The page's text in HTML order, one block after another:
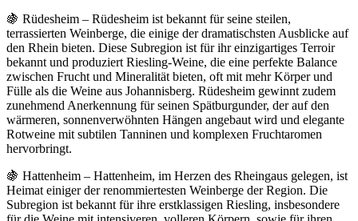
🍇 Rüdesheim – Rüdesheim ist bekannt für seine steilen,
terrassierten Weinberge, die einige der dramatischsten Ausblicke auf
den Rhein bieten. Diese Subregion ist für ihr einzigartiges Terroir
bekannt und produziert Riesling-Weine, die eine perfekte Balance
zwischen Frucht und Mineralität bieten, oft mit mehr Körper und
Fülle als die Weine aus Johannisberg. Rüdesheim gewinnt zudem
zunehmend Anerkennung für seinen Spätburgunder, der auf den
wärmeren, sonnenverwöhnten Hängen angebaut wird und elegante
Rotweine mit subtilen Tanninen und komplexen Fruchtaromen
hervorbringt.
🍇 Hattenheim – Hattenheim, im Herzen des Rheingaus gelegen, ist
Heimat einiger der renommiertesten Weinberge der Region. Die
Subregion ist bekannt für ihre erstklassigen Riesling, insbesondere